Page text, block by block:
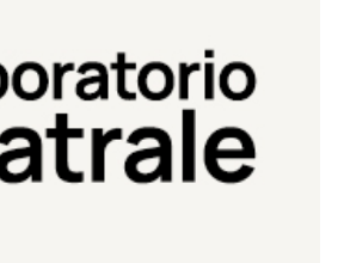
Teatrale
del Teatro Eduardo de Filippo
Continua